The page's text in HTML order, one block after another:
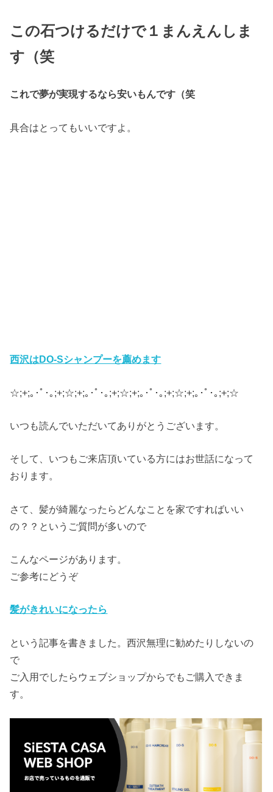
この石つけるだけで１まんえんしま
す（笑
これで夢が実現するなら安いもんです（笑
具合はとってもいいですよ。
西沢はDO-Sシャンプーを薦めます
☆;+;｡･ﾟ･｡;+;☆;+;｡･ﾟ･｡;+;☆;+;｡･ﾟ･｡;+;☆;+;｡･ﾟ･｡;+;☆
いつも読んでいただいてありがとうございます。
そして、いつもご来店頂いている方にはお世話になって
おります。
さて、髪が綺麗なったらどんなことを家ですればいい
の？？というご質問が多いので
こんなページがあります。
ご参考にどうぞ
髪がきれいになったら
という記事を書きました。西沢無理に勧めたりしないの
で
ご入用でしたらウェブショップからでもご購入できま
す。